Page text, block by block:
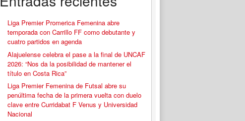
Liga Premier Promerica Femenina abre
temporada con Carrillo FF como debutante y
cuatro partidos en agenda
Alajuelense celebra el pase a la final de UNCAF
2026: “Nos da la posibilidad de mantener el
título en Costa Rica”
Liga Premier Femenina de Futsal abre su
penúltima fecha de la primera vuelta con duelo
clave entre Curridabat F Venus y Universidad
Nacional